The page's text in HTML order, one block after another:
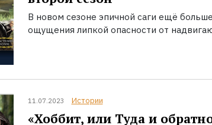
В новом сезоне эпичной саги ещё
ощущения липкой опасности от
11.07.2023 Истории
«Хоббит, или Туда и